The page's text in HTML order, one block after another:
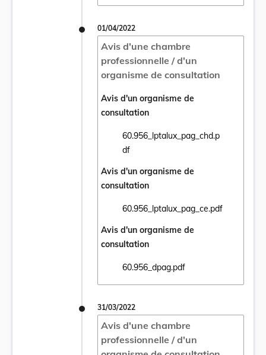
01/04/2022
Avis d'une chambre
professionnelle / d'un
organisme de consultation
Avis d'un organisme de
consultation
60.956_lptalux_pag_chd.p
df
Ouvrir le document
Avis d'un organisme de
consultation
60.956_lptalux_pag_ce.pdf
Ouvrir le document
Avis d'un organisme de
consultation
60.956_dpag.pdf
Ouvrir le document 60.956_dpag.pdf
31/03/2022
Avis d'une chambre
professionnelle / d'un